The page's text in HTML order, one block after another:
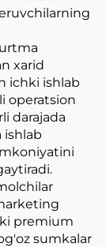
xarid
ichki ishlab
operatsion
darajada
ishlab
premium
sumkalar